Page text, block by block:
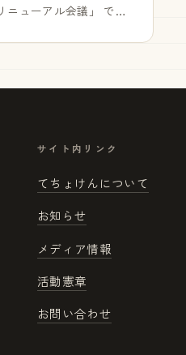
ニューアル会議」 で
サイト内リンク
てちょけんについて
お知らせ
メディア情報
活動憲章
お問い合わせ